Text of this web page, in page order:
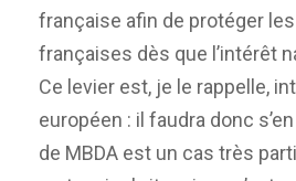
française afin de protéger
françaises dès que l’intérêt
Ce levier est, je le rappelle,
européen : il faudra donc
de MBDA est un cas très